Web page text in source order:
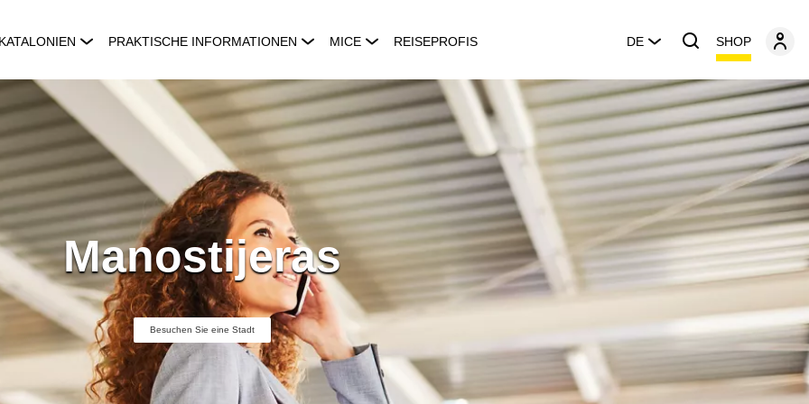
PRAKTISCHE INFORMATIONEN MICE REISEPROFIS DE SHOP
Manostijeras
Besuchen Sie eine Stadt